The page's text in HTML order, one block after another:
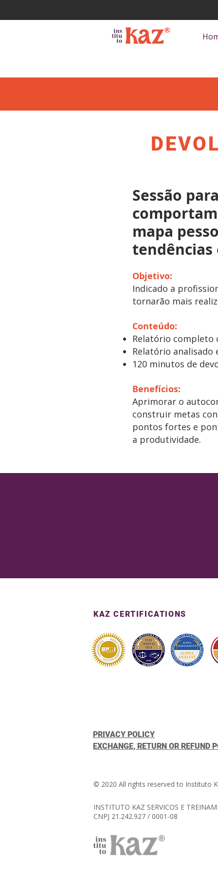
Sessão
mapa
tendências
Objetivo:
Indicado a
tornarão mais
Conteúdo:
Relatório completo
Relatório analisado
120 minutos de
Benefícios:
Aprimorar o
construir metas
pontos fortes e
a produtividade.
KAZ CERTIFICATIONS
PRIVACY POLICY
EXCHANGE, RETURN OR REFUND
© 2020 All rights reserved to Instituto
INSTITUTO KAZ SERVICOS E
CNPJ 21.242.927 / 0001-08